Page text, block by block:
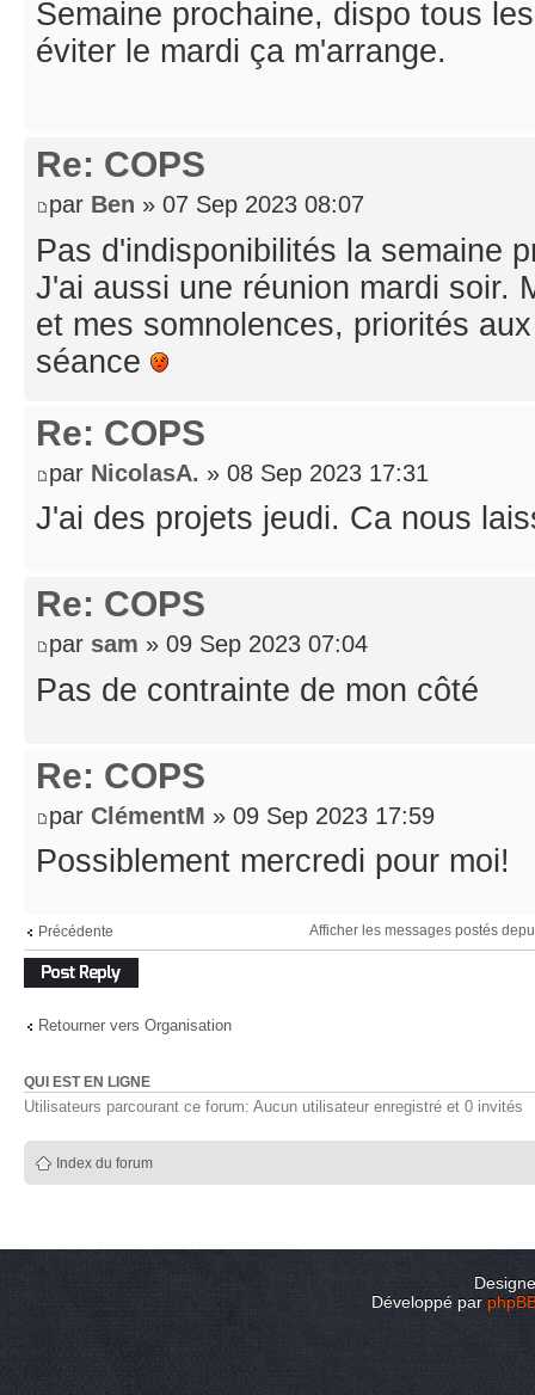
Semaine prochaine, dispo tous
éviter le mardi ça m'arrange.
Re: COPS
par Ben » 07 Sep 2023 08:07
Pas d'indisponibilités la semaine
J'ai aussi une réunion mardi soir.
et mes somnolences, priorités
séance
Re: COPS
par NicolasA. » 08 Sep 2023 17:31
J'ai des projets jeudi. Ca nous
Re: COPS
par sam » 09 Sep 2023 07:04
Pas de contrainte de mon côté
Re: COPS
par ClémentM » 09 Sep 2023 17:59
Possiblement mercredi pour moi!
Précédente Afficher les messages postés
Répondre
Retourner vers Organisation
QUI EST EN LIGNE
Utilisateurs parcourant ce forum: Aucun utilisateur enregistré et 0 invités
Index du forum
Développé par